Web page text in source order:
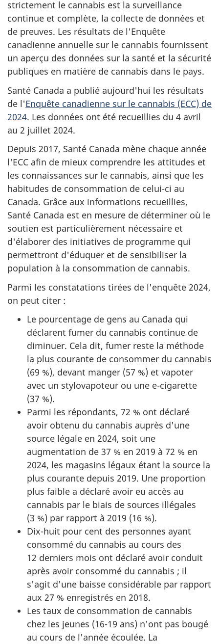
strictement le cannabis est la surveillance
continue et complète, la collecte de données et
de preuves. Les résultats de l'Enquête
canadienne annuelle sur le cannabis fournissent
un aperçu des données sur la santé et la sécurité
publiques en matière de cannabis dans le pays.
Santé Canada a publié aujourd'hui les résultats
de l'Enquête canadienne sur le cannabis (ECC) de
2024. Les données ont été recueillies du 4 avril
au 2 juillet 2024.
Depuis 2017, Santé Canada mène chaque année
l'ECC afin de mieux comprendre les attitudes et
les connaissances sur le cannabis, ainsi que les
habitudes de consommation de celui-ci au
Canada. Grâce aux informations recueillies,
Santé Canada est en mesure de déterminer où le
soutien est particulièrement nécessaire et
d'élaborer des initiatives de programme qui
permettront d'éduquer et de sensibiliser la
population à la consommation de cannabis.
Parmi les constatations tirées de l'enquête 2024,
on peut citer :
Le pourcentage de gens au Canada qui
déclarent fumer du cannabis continue de
diminuer. Cela dit, fumer reste la méthode
la plus courante de consommer du cannabis
(69 %), devant manger (57 %) et vapoter
avec un stylovapoteur ou une e-cigarette
(37 %).
Parmi les répondants, 72 % ont déclaré
avoir obtenu du cannabis auprès d'une
source légale en 2024, soit une
augmentation de 37 % en 2019 à 72 % en
2024, les magasins légaux étant la source la
plus courante depuis 2019. Une proportion
plus faible a déclaré avoir eu accès au
cannabis par le biais de sources illégales
(3 %) par rapport à 2019 (16 %).
Dix-huit pour cent des personnes ayant
consommé du cannabis au cours des
12 derniers mois ont déclaré avoir conduit
après avoir consommé du cannabis ; il
s'agit d'une baisse considérable par rapport
aux 27 % enregistrés en 2018.
Les taux de consommation de cannabis
chez les jeunes (16-19 ans) n'ont pas bougé
au cours de l'année écoulée. La